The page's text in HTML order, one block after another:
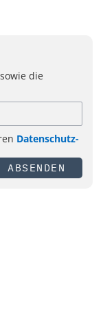
die
Datenschutz-
ABSENDEN